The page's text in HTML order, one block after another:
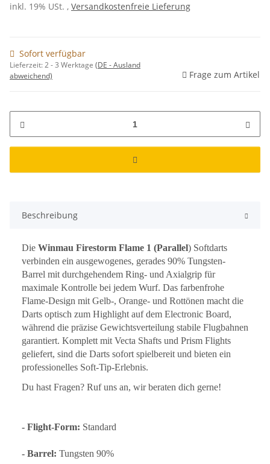
inkl. 19% USt. , Versandkostenfreie Lieferung
Sofort verfügbar
Lieferzeit:2 - 3 Werktage (DE - Ausland
abweichend)
Frage zum Artikel
Beschreibung
Die Winmau Firestorm Flame 1 (Parallel) Softdarts
verbinden ein ausgewogenes, gerades 90% Tungsten-
Barrel mit durchgehendem Ring- und Axialgrip für
maximale Kontrolle bei jedem Wurf. Das farbenfrohe
Flame-Design mit Gelb-, Orange- und Rottönen macht die
Darts optisch zum Highlight auf dem Electronic Board,
während die präzise Gewichtsverteilung stabile Flugbahnen
garantiert. Komplett mit Vecta Shafts und Prism Flights
geliefert, sind die Darts sofort spielbereit und bieten ein
professionelles Soft-Tip-Erlebnis.
Du hast Fragen? Ruf uns an, wir beraten dich gerne!
- Flight-Form: Standard
- Barrel: Tungsten 90%